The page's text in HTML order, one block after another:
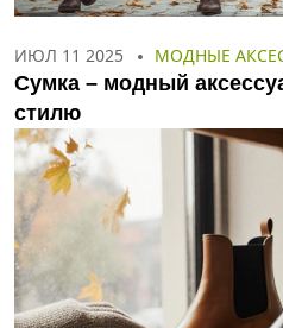
ИЮЛ 11 2025 МОДНЫЕ
Сумка – модный
стилю